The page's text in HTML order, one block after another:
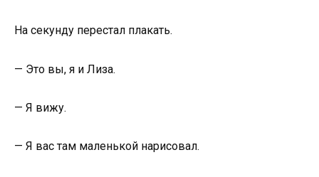
На секунду перестал плакать.
— Это вы, я и Лиза.
— Я вижу.
— Я вас там маленькой нарисовал.